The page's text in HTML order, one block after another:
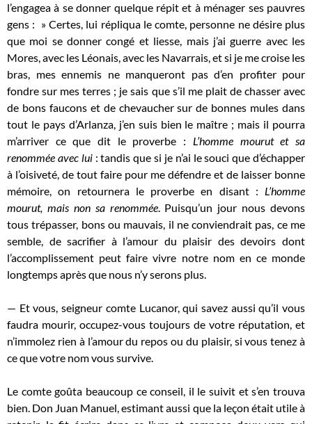
l’engagea à se donner quelque répit et à ménager ses pauvres
gens : » Certes, lui répliqua le comte, personne ne désire plus
que moi se donner congé et liesse, mais j’ai guerre avec les
Mores, avec les Léonais, avec les Navarrais, et si je me croise les
bras, mes ennemis ne manqueront pas d’en profiter pour
fondre sur mes terres ; je sais que s’il me plait de chasser avec
de bons faucons et de chevaucher sur de bonnes mules dans
tout le pays d’Arlanza, j’en suis bien le maître ; mais il pourra
m’arriver ce que dit le proverbe : L’homme mourut et sa
renommée avec lui: tandis que si je n’ai le souci que d’échapper
à l’oisiveté, de tout faire pour me défendre et de laisser bonne
mémoire, on retournera le proverbe en disant : L’homme
mourut, mais non sa renommée. Puisqu’un jour nous devons
tous trépasser, bons ou mauvais, il ne conviendrait pas, ce me
semble, de sacrifier à l’amour du plaisir des devoirs dont
l’accomplissement peut faire vivre notre nom en ce monde
longtemps après que nous n’y serons plus.
— Et vous, seigneur comte Lucanor, qui savez aussi qu’il vous
faudra mourir, occupez-vous toujours de votre réputation, et
n’immolez rien à l’amour du repos ou du plaisir, si vous tenez à
ce que votre nom vous survive.
Le comte goûta beaucoup ce conseil, il le suivit et s’en trouva
bien. Don Juan Manuel, estimant aussi que la leçon était utile à